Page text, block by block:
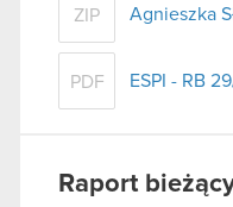
ZIP Agnieszka
PDF ESPI - RB
Raport